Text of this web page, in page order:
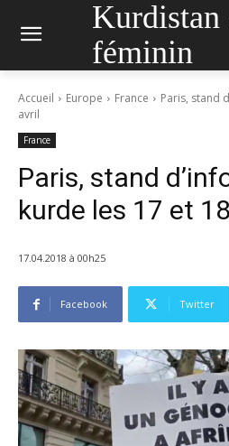
Kurdistan
féminin
Accueil Europe France
Paris, stand
avril
France
Paris, stand
kurde les 17 et
17.04.2018 à 00h25
Facebook Twitter